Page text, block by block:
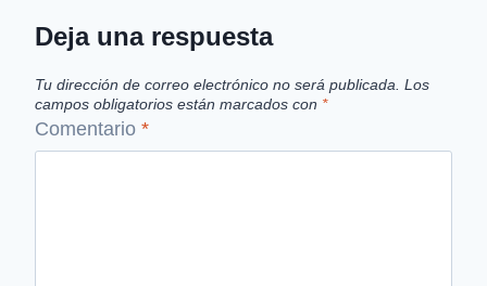
Deja una respuesta
Tu dirección de correo electrónico no será publicada. Los
campos obligatorios están marcados con *
Comentario *